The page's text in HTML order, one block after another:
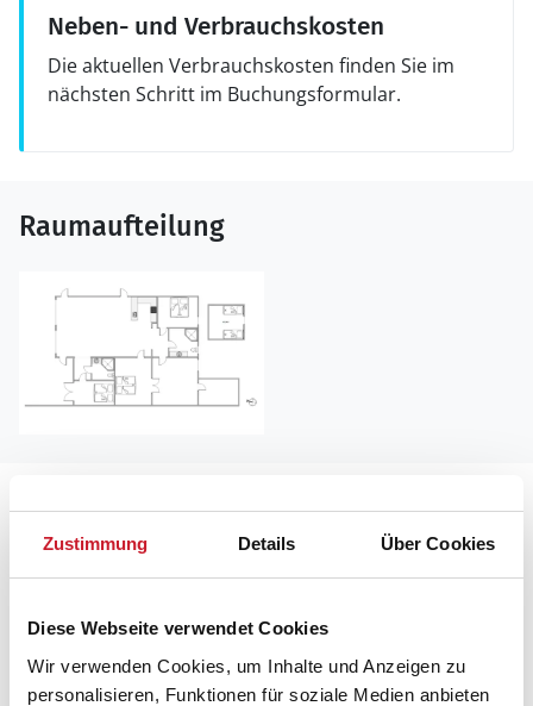
Zustimmung Details Über Cookies
Diese Webseite verwendet Cookies
Wir verwenden Cookies, um Inhalte und Anzeigen zu
personalisieren, Funktionen für soziale Medien anbieten
Neben- und Verbrauchskosten
Die aktuellen Verbrauchskosten finden Sie im
nächsten Schritt im Buchungsformular.
Raumaufteilung
Lageplan
Kirkevej 3C
Hvide Sande
6960 Hvide Sande